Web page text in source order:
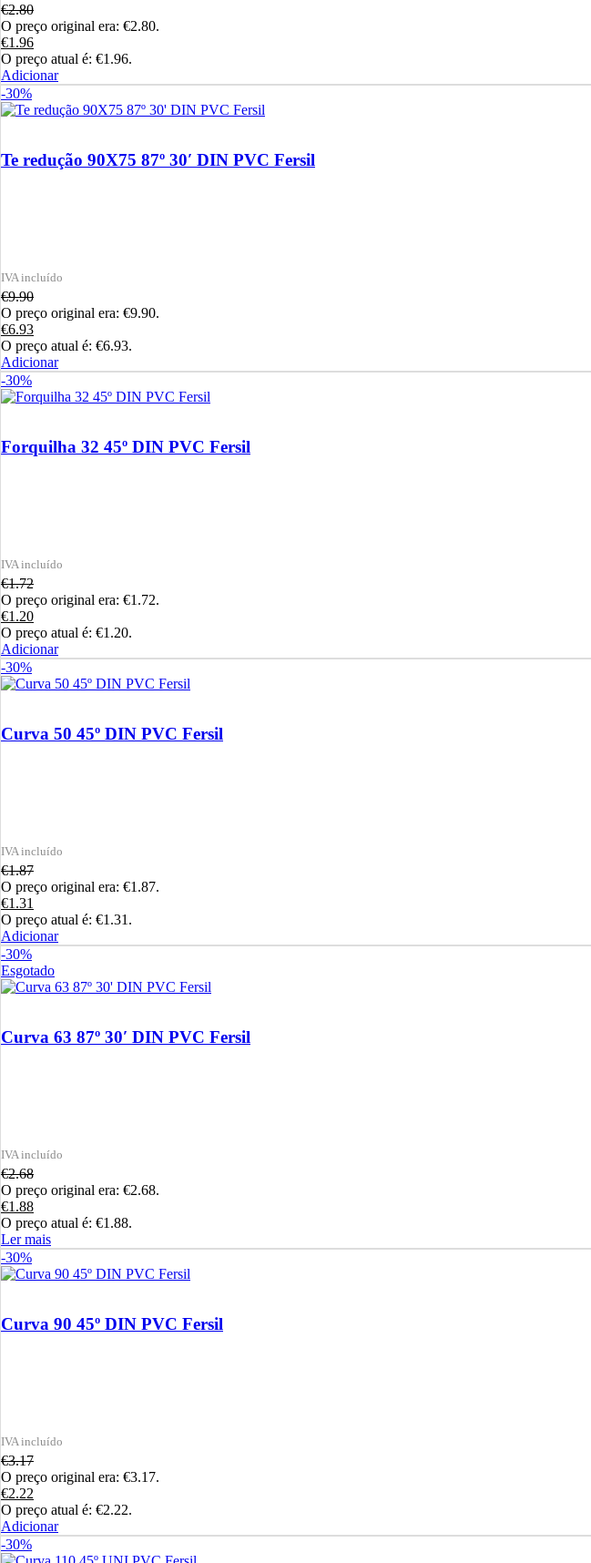
€2.80
O preço original era: €2.80.
€1.96
O preço atual é: €1.96.
Adicionar
-30%
Te redução 90X75 87º 30′ DIN PVC Fersil
€9.90
O preço original era: €9.90.
€6.93
O preço atual é: €6.93.
Adicionar
-30%
Forquilha 32 45º DIN PVC Fersil
€1.72
O preço original era: €1.72.
€1.20
O preço atual é: €1.20.
Adicionar
-30%
Curva 50 45º DIN PVC Fersil
€1.87
O preço original era: €1.87.
€1.31
O preço atual é: €1.31.
Adicionar
-30%
Esgotado
Curva 63 87º 30′ DIN PVC Fersil
€2.68
O preço original era: €2.68.
€1.88
O preço atual é: €1.88.
Ler mais
-30%
Curva 90 45º DIN PVC Fersil
€3.17
O preço original era: €3.17.
€2.22
O preço atual é: €2.22.
Adicionar
-30%